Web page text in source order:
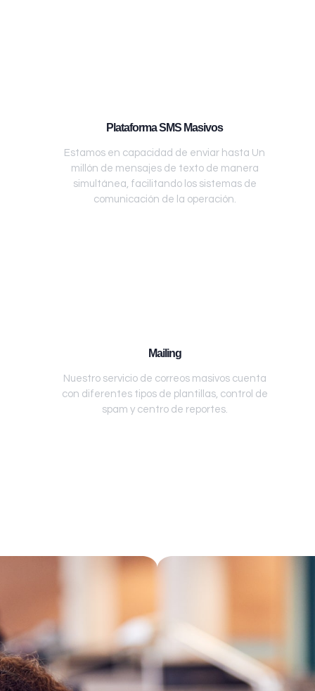
Plataforma SMS Masivos
Estamos en capacidad de enviar hasta Un
millón de mensajes de texto de manera
simultánea, facilitando los sistemas de
comunicación de la operación.
Mailing
Nuestro servicio de correos masivos cuenta
con diferentes tipos de plantillas, control de
spam y centro de reportes.